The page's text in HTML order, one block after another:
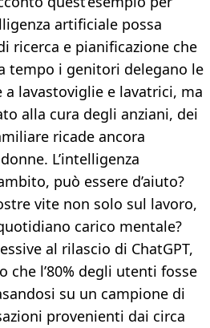
artificiale possa
ricerca e pianificazione che
tempo i genitori delegano le
lavastoviglie e lavatrici, ma
alla cura degli anziani, dei
ricade ancora
L’intelligenza
può essere d’aiuto?
vite non solo sul lavoro,
carico mentale?
al rilascio di ChatGPT,
che l’80% degli utenti fosse
su un campione di
provenienti dai circa